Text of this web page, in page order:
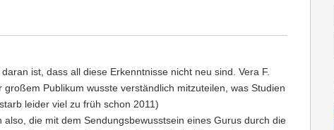
ist, dass all diese Erkenntnisse nicht neu sind. Vera F.
Publikum wusste verständlich mitzuteilen, was Studien
leider viel zu früh schon 2011)
also, die mit dem Sendungsbewusstsein eines Gurus durch die